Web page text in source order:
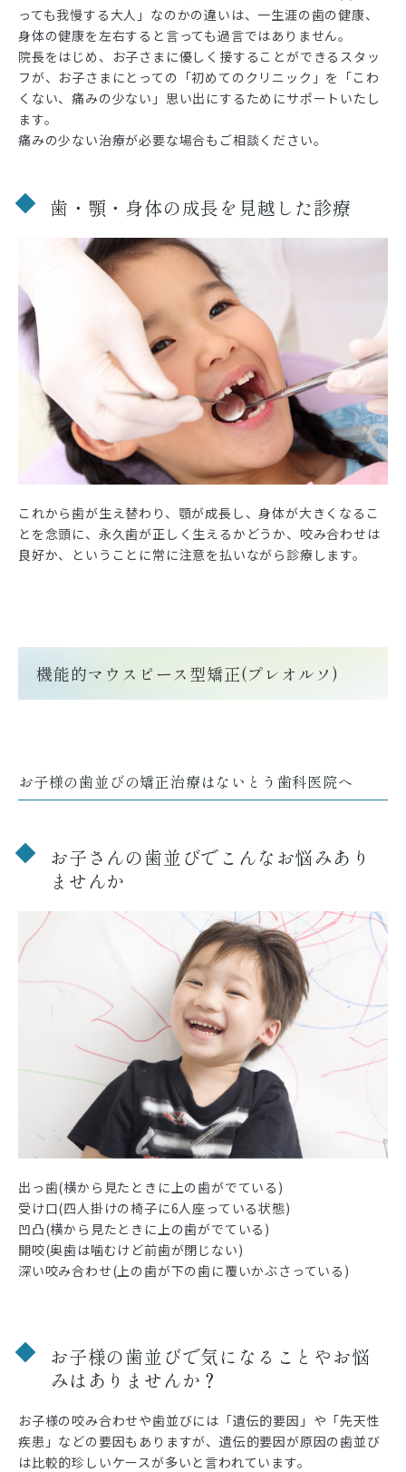
っても我慢する大人」なのかの違いは、一生涯の歯の健康、
身体の健康を左右すると言っても過言ではありません。
院長をはじめ、お子さまに優しく接することができるスタッ
フが、お子さまにとっての「初めてのクリニック」を「こわ
くない、痛みの少ない」思い出にするためにサポートいたし
ます。
痛みの少ない治療が必要な場合もご相談ください。
歯・顎・身体の成長を見越した診療
これから歯が生え替わり、顎が成長し、身体が大きくなるこ
とを念頭に、永久歯が正しく生えるかどうか、咬み合わせは
良好か、ということに常に注意を払いながら診療します。
機能的マウスピース型矯正(プレオルソ)
お子様の歯並びの矯正治療はないとう歯科医院へ
お子さんの歯並びでこんなお悩みあり
ませんか
出っ歯(横から見たときに上の歯がでている)
受け口(四人掛けの椅子に6人座っている状態)
凹凸(横から見たときに上の歯がでている)
開咬(奥歯は噛むけど前歯が閉じない)
深い咬み合わせ(上の歯が下の歯に覆いかぶさっている)
お子様の歯並びで気になることやお悩
みはありませんか？
お子様の咬み合わせや歯並びには「遺伝的要因」や「先天性
疾患」などの要因もありますが、遺伝的要因が原因の歯並び
は比較的珍しいケースが多いと言われています。